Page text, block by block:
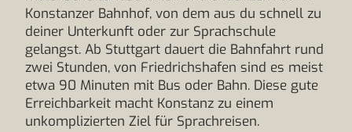
Konstanzer Bahnhof, von dem aus du schnell zu
deiner Unterkunft oder zur Sprachschule
gelangst. Ab Stuttgart dauert die Bahnfahrt rund
zwei Stunden, von Friedrichshafen sind es meist
etwa 90 Minuten mit Bus oder Bahn. Diese gute
Erreichbarkeit macht Konstanz zu einem
unkomplizierten Ziel für Sprachreisen.